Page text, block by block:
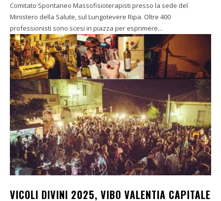
Comitato Spontaneo Massofisioterapisti presso la sede del
Ministero della Salute, sul Lungotevere Ripa. Oltre 400
professionisti sono scesi in piazza per esprimere...
VICOLI DIVINI 2025, VIBO VALENTIA CAPITALE